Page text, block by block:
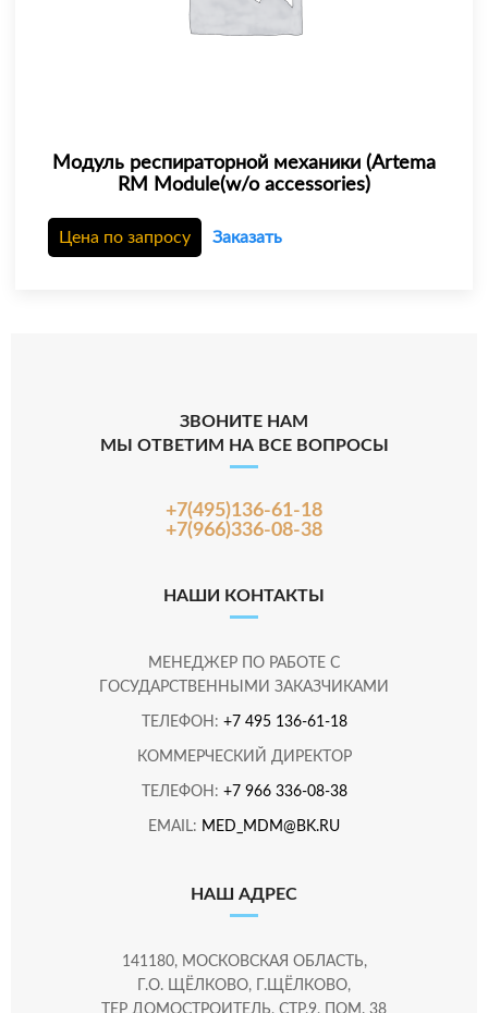
Модуль респираторной механики (Artema
RM Module(w/o accessories)
Цена по запросу Заказать
ЗВОНИТЕ НАМ
МЫ ОТВЕТИМ НА ВСЕ ВОПРОСЫ
+7(495)136-61-18
+7(966)336-08-38
НАШИ КОНТАКТЫ
МЕНЕДЖЕР ПО РАБОТЕ С
ГОСУДАРСТВЕННЫМИ ЗАКАЗЧИКАМИ
ТЕЛЕФОН: +7 495 136-61-18
КОММЕРЧЕСКИЙ ДИРЕКТОР
ТЕЛЕФОН: +7 966 336-08-38
EMAIL: MED_MDM@BK.RU
НАШ АДРЕС
141180, МОСКОВСКАЯ ОБЛАСТЬ,
Г.О. ЩЁЛКОВО, Г.ЩЁЛКОВО,
ТЕР ДОМОСТРОИТЕЛЬ, СТР.9, ПОМ. 38